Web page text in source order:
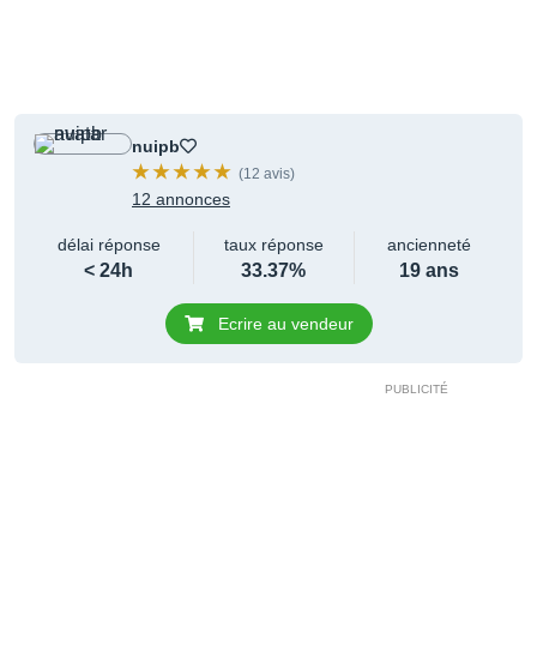
nuipb
(12 avis)
12 annonces
délai réponse
< 24h
taux réponse
33.37%
ancienneté
19 ans
Ecrire au vendeur